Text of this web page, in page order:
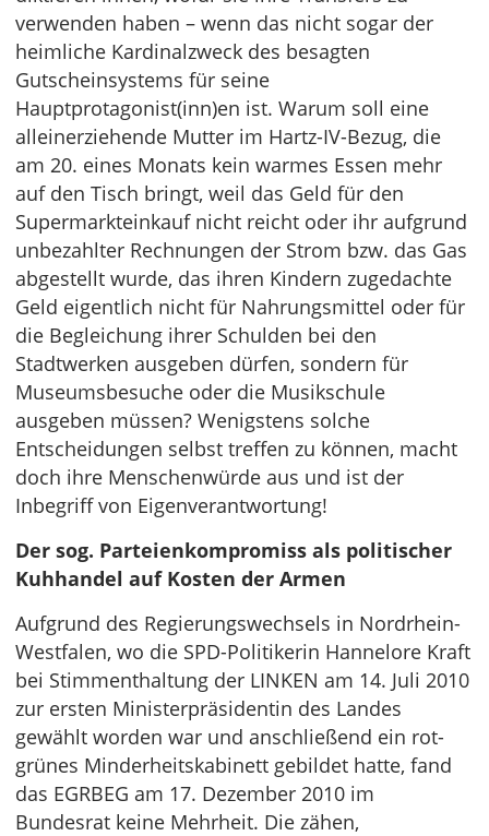
verwenden haben – wenn das nicht sogar der
heimliche Kardinalzweck des besagten
Gutscheinsystems für seine
Hauptprotagonist(inn)en ist. Warum soll eine
alleinerziehende Mutter im Hartz-IV-Bezug, die
am 20. eines Monats kein warmes Essen mehr
auf den Tisch bringt, weil das Geld für den
Supermarkteinkauf nicht reicht oder ihr aufgrund
unbezahlter Rechnungen der Strom bzw. das Gas
abgestellt wurde, das ihren Kindern zugedachte
Geld eigentlich nicht für Nahrungsmittel oder für
die Begleichung ihrer Schulden bei den
Stadtwerken ausgeben dürfen, sondern für
Museumsbesuche oder die Musikschule
ausgeben müssen? Wenigstens solche
Entscheidungen selbst treffen zu können, macht
doch ihre Menschenwürde aus und ist der
Inbegriff von Eigenverantwortung!
Der sog. Parteienkompromiss als politischer
Kuhhandel auf Kosten der Armen
Aufgrund des Regierungswechsels in Nordrhein-
Westfalen, wo die SPD-Politikerin Hannelore Kraft
bei Stimmenthaltung der LINKEN am 14. Juli 2010
zur ersten Ministerpräsidentin des Landes
gewählt worden war und anschließend ein rot-
grünes Minderheitskabinett gebildet hatte, fand
das EGRBEG am 17. Dezember 2010 im
Bundesrat keine Mehrheit. Die zähen,